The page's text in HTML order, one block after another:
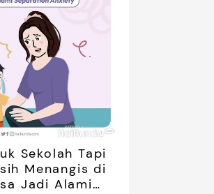
Sekolah Tapi
Menangis di
Jadi Alami